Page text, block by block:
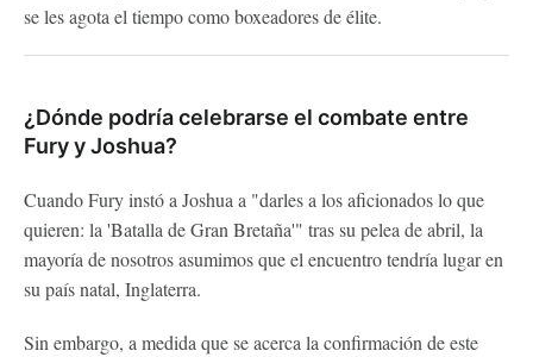
se les agota el tiempo como boxeadores de élite.
¿Dónde podría celebrarse el combate entre
Fury y Joshua?
Cuando Fury instó a Joshua a "darles a los aficionados lo que
quieren: la 'Batalla de Gran Bretaña'" tras su pelea de abril, la
mayoría de nosotros asumimos que el encuentro tendría lugar en
su país natal, Inglaterra.
Sin embargo, a medida que se acerca la confirmación de este